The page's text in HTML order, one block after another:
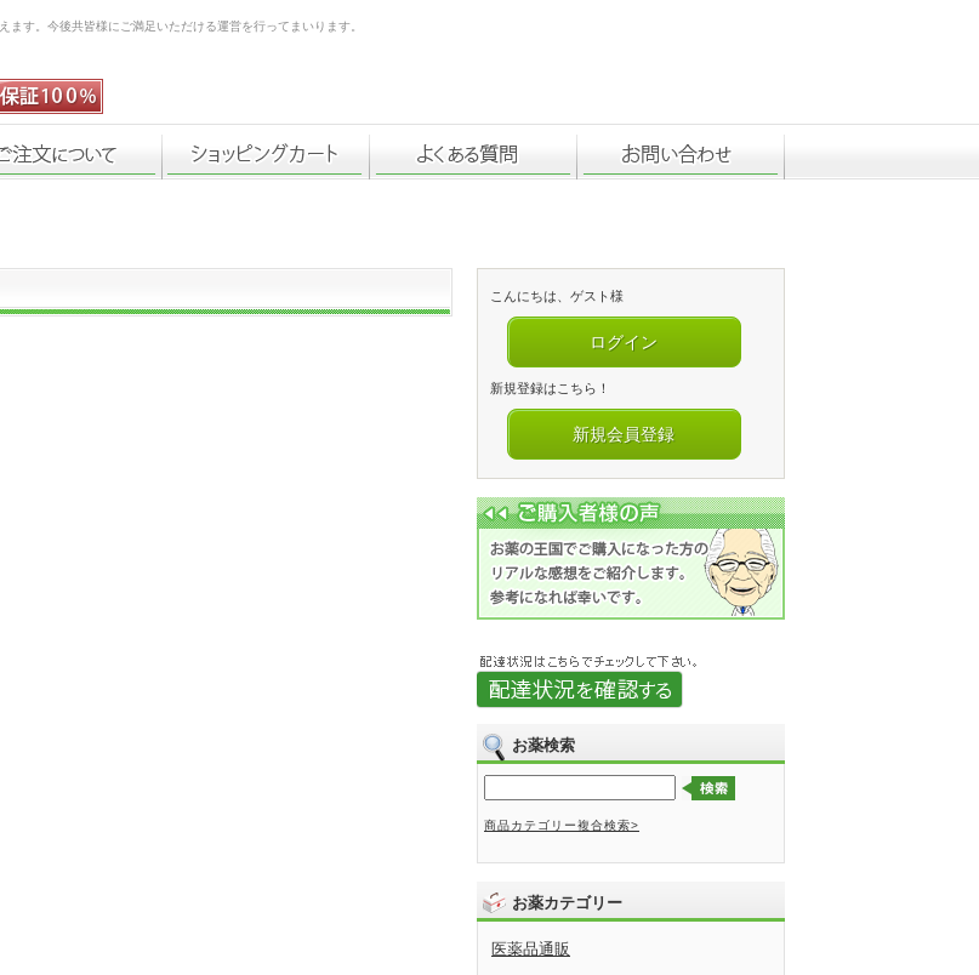
す。今後共皆様にご満足いただける運営を行ってまいります。
こんにちは、ゲスト様
ログイン
新規登録はこちら！
新規会員登録
お薬検索
商品カテゴリー複合検索>
お薬カテゴリー
医薬品通販